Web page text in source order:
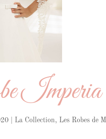
Imperia
La Collection, Les Robes de